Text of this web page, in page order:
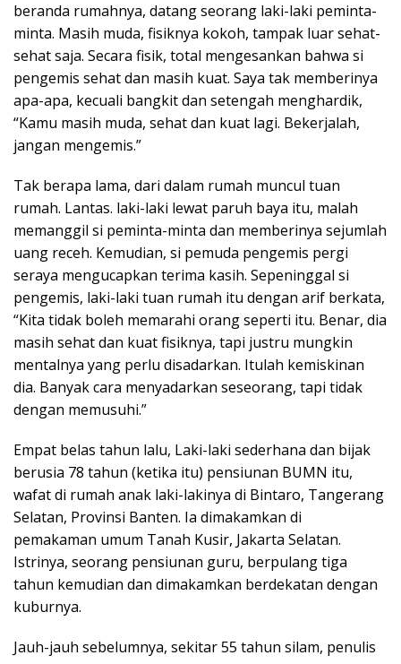
beranda rumahnya, datang seorang laki-laki peminta-
minta. Masih muda, fisiknya kokoh, tampak luar sehat-
sehat saja. Secara fisik, total mengesankan bahwa si
pengemis sehat dan masih kuat. Saya tak memberinya
apa-apa, kecuali bangkit dan setengah menghardik,
“Kamu masih muda, sehat dan kuat lagi. Bekerjalah,
jangan mengemis.”
Tak berapa lama, dari dalam rumah muncul tuan
rumah. Lantas. laki-laki lewat paruh baya itu, malah
memanggil si peminta-minta dan memberinya sejumlah
uang receh. Kemudian, si pemuda pengemis pergi
seraya mengucapkan terima kasih. Sepeninggal si
pengemis, laki-laki tuan rumah itu dengan arif berkata,
“Kita tidak boleh memarahi orang seperti itu. Benar, dia
masih sehat dan kuat fisiknya, tapi justru mungkin
mentalnya yang perlu disadarkan. Itulah kemiskinan
dia. Banyak cara menyadarkan seseorang, tapi tidak
dengan memusuhi.”
Empat belas tahun lalu, Laki-laki sederhana dan bijak
berusia 78 tahun (ketika itu) pensiunan BUMN itu,
wafat di rumah anak laki-lakinya di Bintaro, Tangerang
Selatan, Provinsi Banten. Ia dimakamkan di
pemakaman umum Tanah Kusir, Jakarta Selatan.
Istrinya, seorang pensiunan guru, berpulang tiga
tahun kemudian dan dimakamkan berdekatan dengan
kuburnya.
Jauh-jauh sebelumnya, sekitar 55 tahun silam, penulis